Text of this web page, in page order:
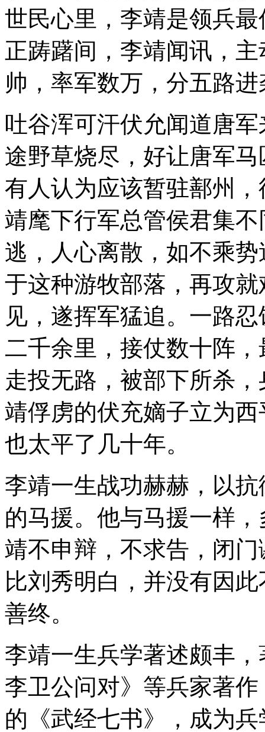
世民心里，李靖是领兵
正踌躇间，李靖闻讯，
帅，率军数万，分五路进
吐谷浑可汗伏允闻道唐
途野草烧尽，好让唐军
有人认为应该暂驻鄯州
靖麾下行军总管侯君集
逃，人心离散，如不乘
于这种游牧部落，再攻
见，遂挥军猛追。一路
二千余里，接仗数十阵
走投无路，被部下所杀
靖俘虏的伏充嫡子立为
也太平了几十年。
李靖一生战功赫赫，以
的马援。他与马援一样
靖不申辩，不求告，闭
比刘秀明白，并没有因
善终。
李靖一生兵学著述颇丰
李卫公问对》等兵家著
的《武经七书》，成为